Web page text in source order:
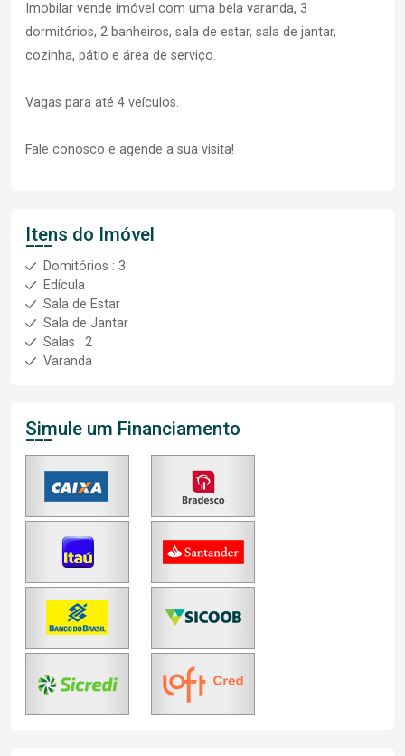
Imobilar vende imóvel com uma bela varanda, 3
dormitórios, 2 banheiros, sala de estar, sala de jantar,
cozinha, pátio e área de serviço.
Vagas para até 4 veículos.
Fale conosco e agende a sua visita!
Itens do Imóvel
Domitórios : 3
Edícula
Sala de Estar
Sala de Jantar
Salas : 2
Varanda
Simule um Financiamento